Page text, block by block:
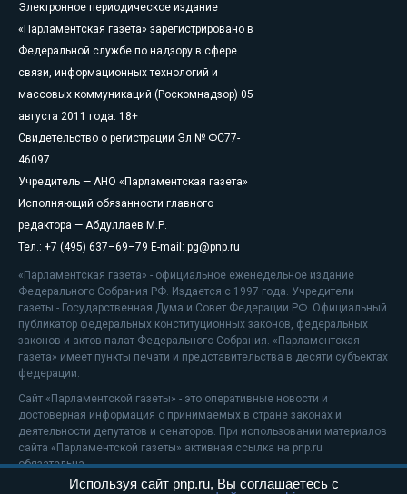
Электронное периодическое издание
«Парламентская газета» зарегистрировано в
Федеральной службе по надзору в сфере
связи, информационных технологий и
массовых коммуникаций (Роскомнадзор) 05
августа 2011 года. 18+
Свидетельство о регистрации Эл № ФС77-
46097
Учредитель — АНО «Парламентская газета»
Исполняющий обязанности главного
редактора — Абдуллаев М.Р.
Тел.: +7 (495) 637–69–79 E-mail: pg@pnp.ru
«Парламентская газета» - официальное еженедельное издание
Федерального Собрания РФ. Издается с 1997 года. Учредители
газеты - Государственная Дума и Совет Федерации РФ. Официальный
публикатор федеральных конституционных законов, федеральных
законов и актов палат Федерального Собрания. «Парламентская
газета» имеет пункты печати и представительства в десяти субъектах
федерации.
Сайт «Парламентской газеты» - это оперативные новости и
достоверная информация о принимаемых в стране законах и
деятельности депутатов и сенаторов. При использовании материалов
сайта «Парламентской газеты» активная ссылка на pnp.ru
обязательна.
На информационном ресурсе применяютсярекомендательные
Используя сайт pnp.ru, Вы соглашаетесь с